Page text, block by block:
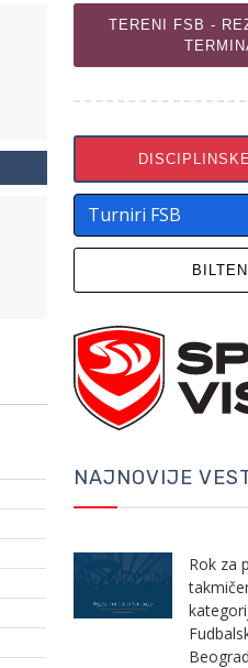
TERENI FSB -
BILTEN
NAJNOVIJE
Rok za